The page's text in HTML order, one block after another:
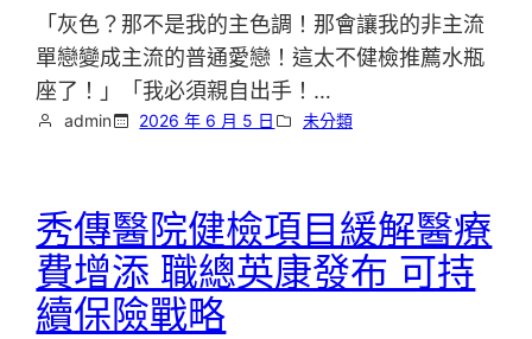
「灰色？那不是我的主色調！那會讓我的非主流
單戀變成主流的普通愛戀！這太不健檢推薦水瓶
座了！」「我必須親自出手！…
admin 2026 年 6 月 5 日 未分類
秀傳醫院健檢項目緩解醫療
費增添 職總英康發布 可持
續保險戰略